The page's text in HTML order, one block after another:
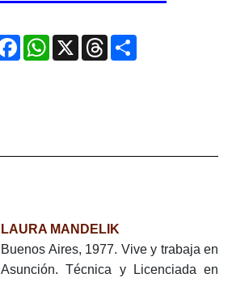
FacebookWhatsApp
X ThreadsCompartir
LAURA MANDELIK
Buenos Aires, 1977. Vive y trabaja en
Asunción. Técnica y Licenciada en